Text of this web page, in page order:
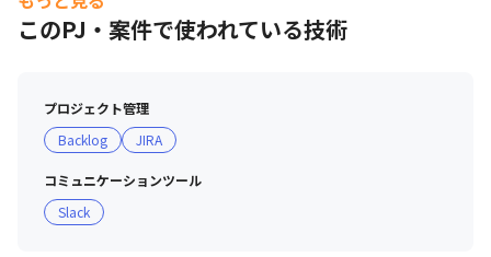
出社は年数回程度）
・7時間勤務制や時短勤務を取り入れており、ワークライ
・実績に応じて評価される環境です
＜社員＞
・自律している社員が多いです
・穏やかで落ち着いた雰囲気の社員が多いです
このPJ・案件で使われている技術
プロジェクト管理
Backlog
JIRA
コミュニケーションツール
Slack